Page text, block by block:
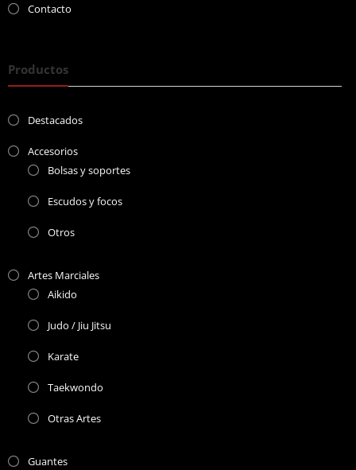
Contacto
Productos
Destacados
Accesorios
Bolsas y soportes
Escudos y focos
Otros
Artes Marciales
Aikido
Judo / Jiu Jitsu
Karate
Taekwondo
Otras Artes
Guantes